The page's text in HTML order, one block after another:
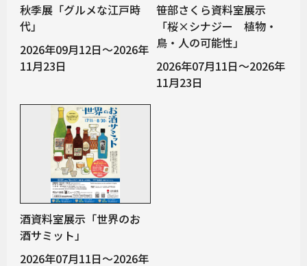
秋季展「グルメな江戸時
代」
2026年09月12日～2026年
11月23日
笹部さくら資料室展示
「桜×シナジー 植物・
鳥・人の可能性」
2026年07月11日～2026年
11月23日
酒資料室展示「世界のお
酒サミット」
2026年07月11日～2026年